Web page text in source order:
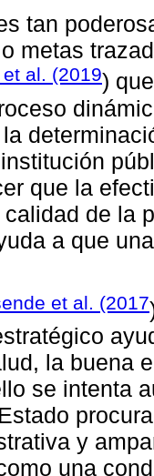
tan
metas
al. (2019)
que la
de la
a que
et al. (2017
la buena
se intenta
y
una